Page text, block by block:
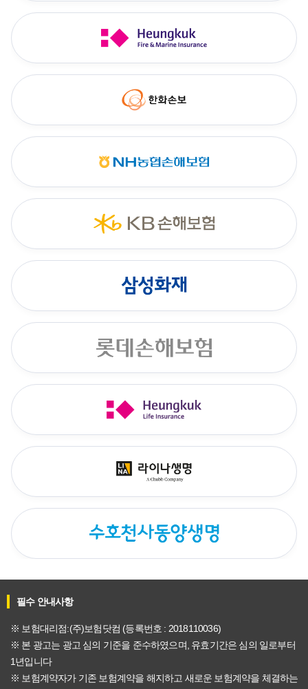
필수 안내사항
※ 보험대리점:(주)보험닷컴 (등록번호 : 2018110036)
※ 본 광고는 광고 심의 기준을 준수하였으며, 유효기간은 심의 일로부터
1년입니다
※ 보험계약자가 기존 보험계약을 해지하고 새로운 보험계약을 체결하는